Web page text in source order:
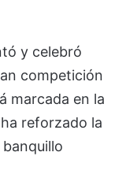
y celebró
competición
marcada en la
reforzado la